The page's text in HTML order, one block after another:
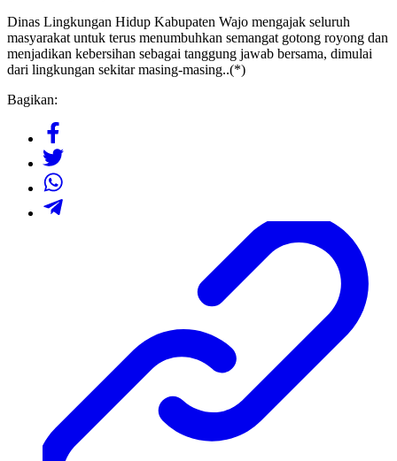
Dinas Lingkungan Hidup Kabupaten Wajo mengajak seluruh
masyarakat untuk terus menumbuhkan semangat gotong royong dan
menjadikan kebersihan sebagai tanggung jawab bersama, dimulai
dari lingkungan sekitar masing-masing..(*)
Bagikan: